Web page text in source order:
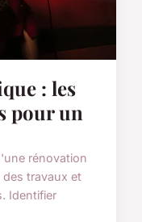
: les
pour un
rénovation
travaux et
Identifier